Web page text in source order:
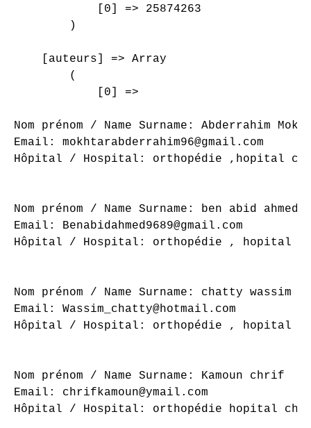
            [0] => 25874263
        )
    [auteurs] => Array
        (
            [0] =>
Nom prénom / Name Surname: Abderrahim
Email: mokhtarabderrahim96@gmail.com
Hôpital / Hospital: orthopédie ,hopital
Nom prénom / Name Surname: ben abid ahmed
Email: Benabidahmed9689@gmail.com
Hôpital / Hospital: orthopédie , hopital
Nom prénom / Name Surname: chatty wassim
Email: Wassim_chatty@hotmail.com
Hôpital / Hospital: orthopédie , hopital
Nom prénom / Name Surname: Kamoun chrif
Email: chrifkamoun@ymail.com
Hôpital / Hospital: orthopédie hopital